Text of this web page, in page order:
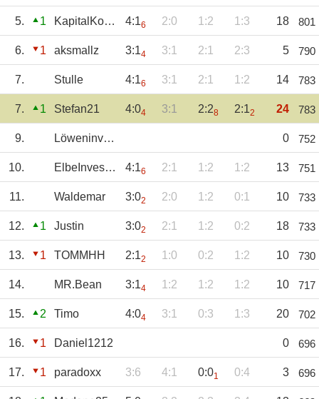
5. 1 KapitalKoala 4:16 2:0 1:2 1:3 18 801
6. 1 aksmallz 3:14 3:1 2:1 2:3 5 790
7. Stulle 4:16 3:1 2:1 1:2 14 783
7. 1 Stefan21 4:04 3:1 2:28 2:12 24 783
9. Löweninvestor 0 752
10. ElbeInvestments 4:16 2:1 1:2 1:2 13 751
11. Waldemar 3:02 2:0 1:2 0:1 10 733
12. 1 Justin 3:02 2:1 1:2 0:2 18 733
13. 1 TOMMHH 2:12 1:0 0:2 1:2 10 730
14. MR.Bean 3:14 1:2 1:2 1:2 10 717
15. 2 Timo 4:04 3:1 0:3 1:3 20 702
16. 1 Daniel1212 0 696
17. 1 paradoxx 3:6 4:1 0:01 0:4 3 696